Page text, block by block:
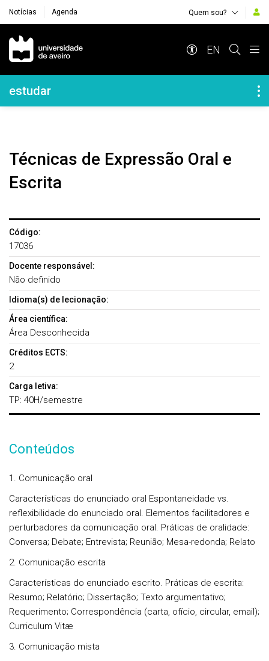
Notícias Agenda Quem sou?
Navegação Principal
EN
Navegação Lateral
estudar
Técnicas de Expressão Oral e
Escrita
Código:
17036
Docente responsável:
Não definido
Idioma(s) de lecionação:
Área científica:
Área Desconhecida
Créditos ECTS:
2
Carga letiva:
TP: 40H/semestre
Conteúdos
1. Comunicação oral
Características do enunciado oral Espontaneidade vs.
reflexibilidade do enunciado oral. Elementos facilitadores e
perturbadores da comunicação oral. Práticas de oralidade:
Conversa; Debate; Entrevista; Reunião; Mesa-redonda; Relato
2. Comunicação escrita
Características do enunciado escrito. Práticas de escrita:
Resumo; Relatório; Dissertação; Texto argumentativo;
Requerimento; Correspondência (carta, ofício, circular, email);
Curriculum Vitæ
3. Comunicação mista